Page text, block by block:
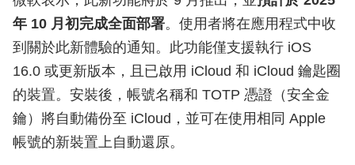
年 10 月初完成全面部署。使用者將在應用程式中收
到關於此新體驗的通知。此功能僅支援執行 iOS
16.0 或更新版本，且已啟用 iCloud 和 iCloud 鑰匙圈
的裝置。安裝後，帳號名稱和 TOTP 憑證（安全金
鑰）將自動備份至 iCloud，並可在使用相同 Apple
帳號的新裝置上自動還原。